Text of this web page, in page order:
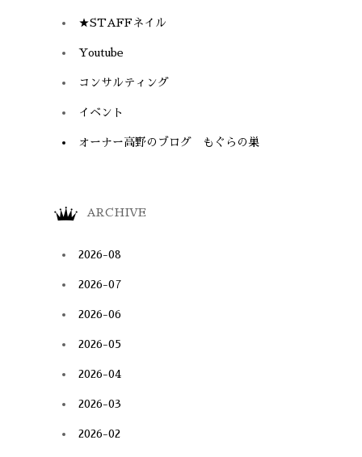
★STAFFネイル
Youtube
コンサルティング
イベント
オーナー高野のブログ もぐらの巣
ARCHIVE
2026-08
2026-07
2026-06
2026-05
2026-04
2026-03
2026-02